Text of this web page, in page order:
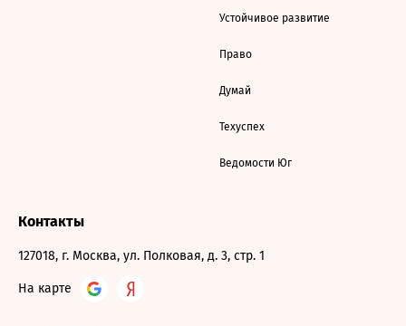
Устойчивое развитие
Право
Думай
Техуспех
Ведомости Юг
Контакты
127018, г. Москва, ул. Полковая, д. 3, стр. 1
На карте